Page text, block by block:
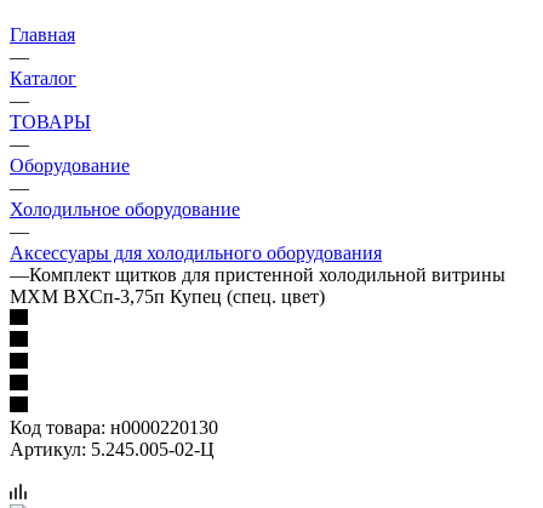
Главная
—
Каталог
—
ТОВАРЫ
—
Оборудование
—
Холодильное оборудование
—
Аксессуары для холодильного оборудования
—Комплект щитков для пристенной холодильной витрины
МХМ ВХСп-3,75п Купец (спец. цвет)
Код товара: н0000220130
Артикул: 5.245.005-02-Ц